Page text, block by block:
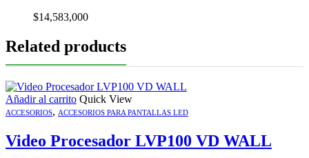
$14,583,000
Related products
Añadir al carrito Quick View
ACCESORIOS, ACCESORIOS PARA PANTALLAS LED
Video Procesador LVP100 VD WALL